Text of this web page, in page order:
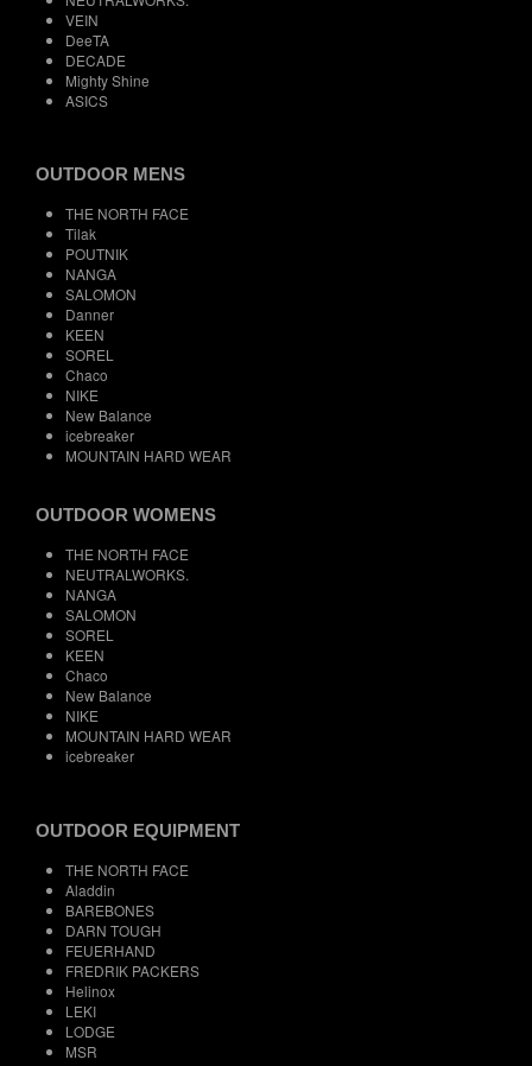
VEIN
DeeTA
DECADE
Mighty Shine
ASICS
OUTDOOR MENS
THE NORTH FACE
Tilak
POUTNIK
NANGA
SALOMON
Danner
KEEN
SOREL
Chaco
NIKE
New Balance
icebreaker
MOUNTAIN HARD WEAR
OUTDOOR WOMENS
THE NORTH FACE
NEUTRALWORKS.
NANGA
SALOMON
SOREL
KEEN
Chaco
New Balance
NIKE
MOUNTAIN HARD WEAR
icebreaker
OUTDOOR EQUIPMENT
THE NORTH FACE
Aladdin
BAREBONES
DARN TOUGH
FEUERHAND
FREDRIK PACKERS
Helinox
LEKI
LODGE
MSR